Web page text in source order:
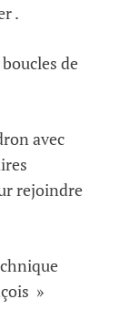
.
de
avec
rejoindre
»